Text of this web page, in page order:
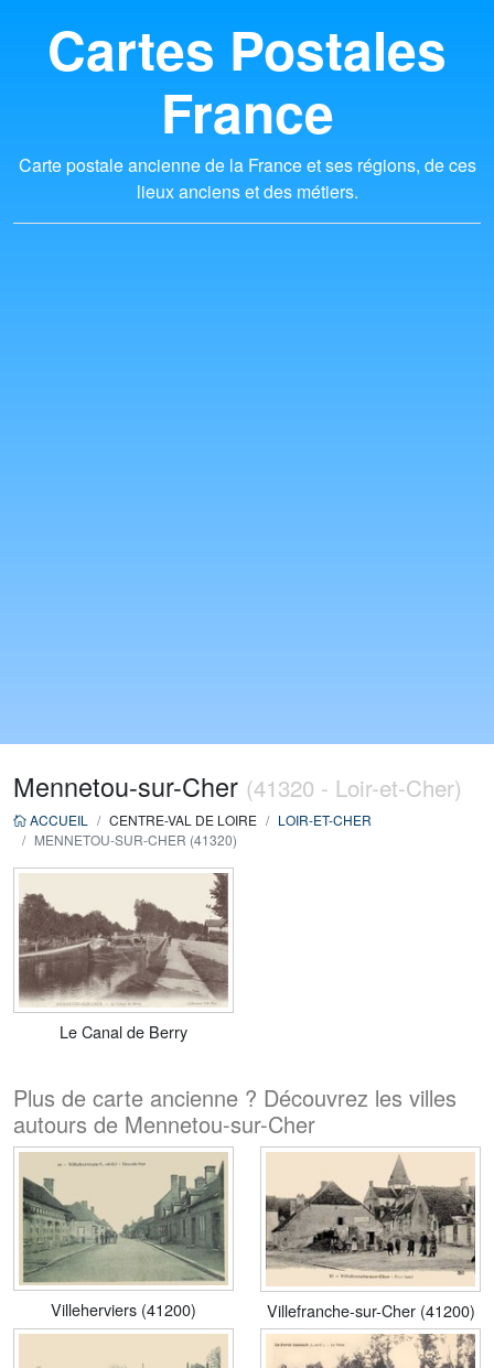
Cartes Postales
France
Carte postale ancienne de la France et ses régions, de ces
lieux anciens et des métiers.
Mennetou-sur-Cher (41320 - Loir-et-Cher)
ACCUEIL CENTRE-VAL DE LOIRE
LOIR-ET-CHER
MENNETOU-SUR-CHER (41320)
Le Canal de Berry
Plus de carte ancienne ? Découvrez les villes
autours de Mennetou-sur-Cher
Villeherviers (41200) Villefranche-sur-Cher (41200)